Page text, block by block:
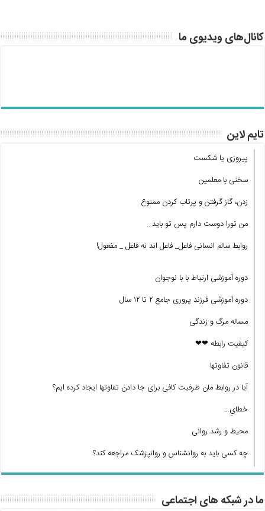
کانال‌های ویدیوی ما
تایم لاین
پیروزی یا شکست
سخنی با معلمین
زدن، گاز گرفتن و پرتاب کردن ممنوع
من تورا دوست دارم پس تو باید…
روابط سالم انسانی فاعل_ فاعل اند نه فاعل _ مفعول!
دوره آموزشی ارتباط با با نوجوان
دوره آموزشی فرزند پروری جامع ۲ تا ۱۲ سال
مساله مرگ و زندگی
کیفیت رابطه ❤❤
قانون تفاوتها
آیا در روابط مان ظرفیت کافی برای جا دادن تفاوتها ایجاد کرده ایم؟
خطایِ…
محیط و رشد روانی
چه کسی باید به روانشناس و روانپزشک مراجعه کند؟
ما در شبکه های اجتماعی